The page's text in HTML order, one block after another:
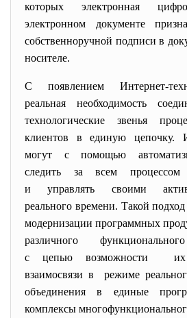
которых электронная
электронном документе
собственноручной подписи в
носителе.
С появлением Интернет-
реальная необходимость
технологические звенья
клиентов в единую цепочку.
могут с помощью
следить за всем
и управлять своими
реального времени. Такой
модернизации программных
различного
с цепью возможности их
взаимосвязи в режиме
объединения в единые
комплексы